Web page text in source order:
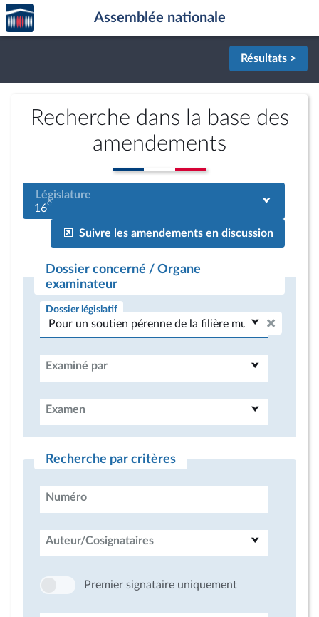
Aller au contenu
Aller en bas de la page
Accèder
à la
page
Assemblée nationale
Résultats >
Recherche dans la base des
amendements
Législature
16e
Suivre les amendements en discussion
Dossier concerné / Organe
examinateur
Dossier législatif
Examiné par
Examen
Recherche par critères
Numéro
Auteur/Cosignataires
Premier signataire uniquement